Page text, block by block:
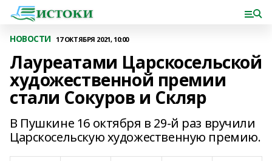
НОВОСТИ 17 ОКТЯБРЯ 2021, 10:00
Лауреатами Царскосельской
художественной премии
стали Сокуров и Скляр
В Пушкине 16 октября в 29-й раз вручили
Царскосельскую художественную премию.